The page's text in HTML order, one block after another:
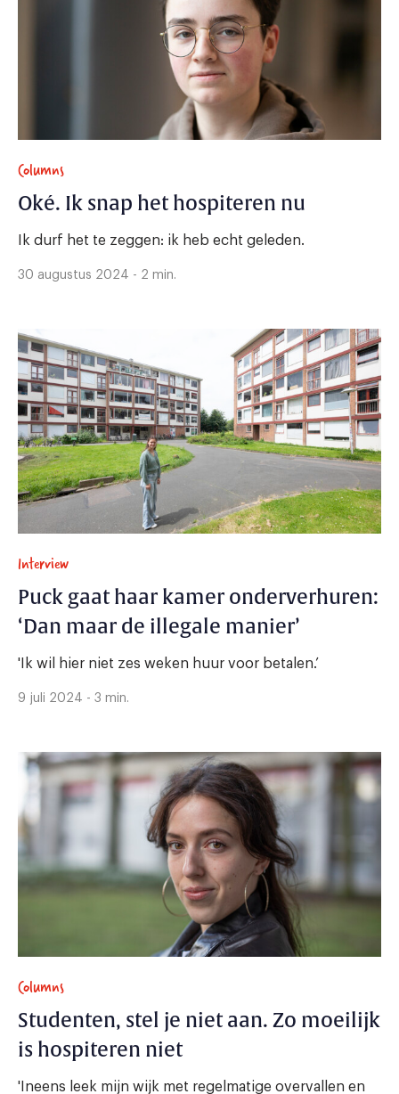
Columns
Oké. Ik snap het hospiteren nu
Ik durf het te zeggen: ik heb echt geleden.
30 augustus 2024 - 2 min.
Interview
Puck gaat haar kamer onderverhuren:
‘Dan maar de illegale manier’
'Ik wil hier niet zes weken huur voor betalen.’
9 juli 2024 - 3 min.
Columns
Studenten, stel je niet aan. Zo moeilijk
is hospiteren niet
'Ineens leek mijn wijk met regelmatige overvallen en